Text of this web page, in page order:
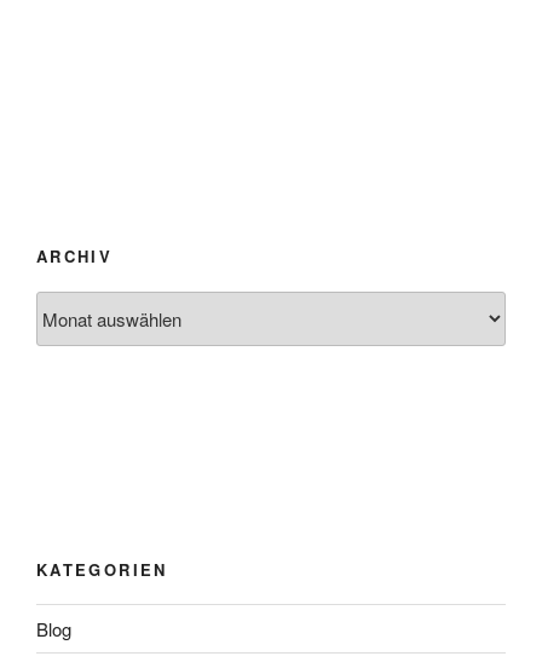
ARCHIV
KATEGORIEN
Blog